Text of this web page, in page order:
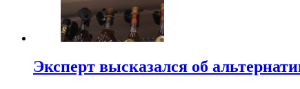
Эксперт высказался об